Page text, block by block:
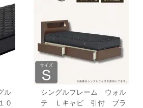
ル
０
シングルフレーム ウォル
テ Ｌキャビ 引付 ブラ